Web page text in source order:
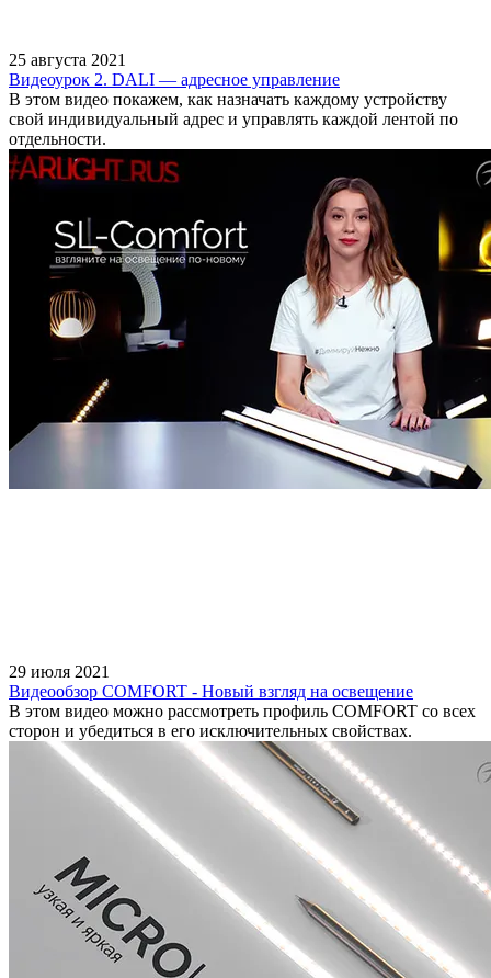
25 августа 2021
Видеоурок 2. DALI — адресное управление
В этом видео покажем, как назначать каждому устройству
свой индивидуальный адрес и управлять каждой лентой по
отдельности.
29 июля 2021
Видеообзор COMFORT - Новый взгляд на освещение
В этом видео можно рассмотреть профиль COMFORT со всех
сторон и убедиться в его исключительных свойствах.